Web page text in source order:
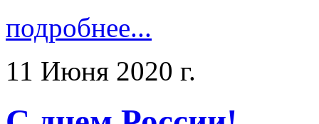
подробнее...
11 Июня 2020 г.